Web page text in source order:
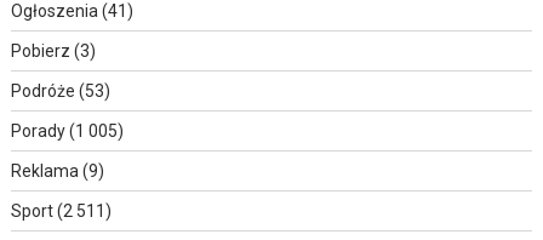
Ogłoszenia(41)
Pobierz (3)
Podróże (53)
Porady(1 005)
Reklama(9)
Sport(2 511)